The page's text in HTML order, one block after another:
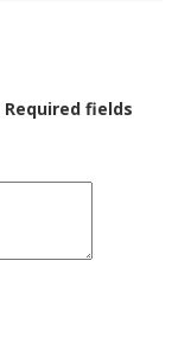
Required fields